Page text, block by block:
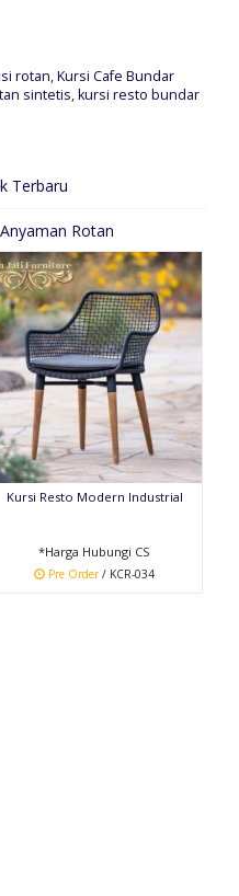
rotan,Kursi Cafe Bundar
sintetis,kursi resto bundar
Terbaru
Rotan
Kursi Resto Modern Industrial
*Harga Hubungi CS
Pre Order/ KCR-034